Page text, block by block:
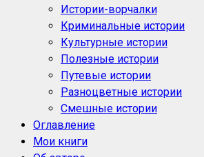
Истории-ворчалки
Криминальные истории
Культурные истории
Полезные истории
Путевые истории
Разноцветные истории
Смешные истории
Оглавление
Мои книги